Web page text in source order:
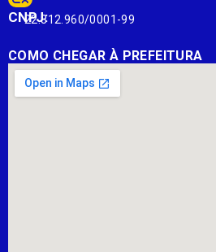
CNPJ:
22.812.960/0001-99
COMO CHEGAR À PREFEITURA